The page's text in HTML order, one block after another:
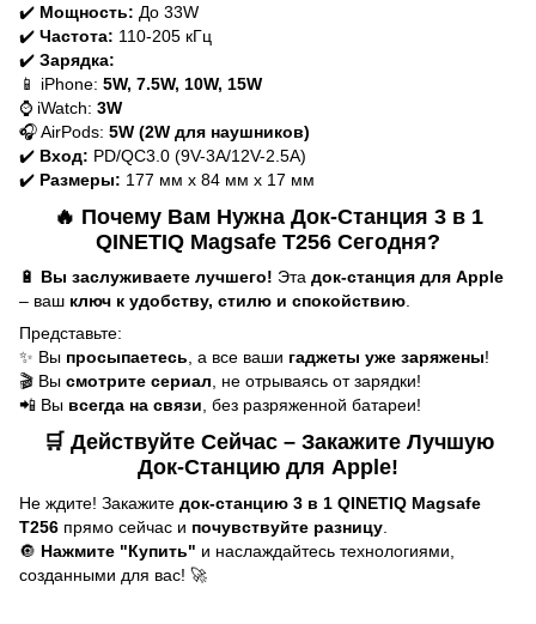
✔️ Мощность: До 33W
✔️ Частота: 110-205 кГц
✔️ Зарядка:
📱 iPhone: 5W, 7.5W, 10W, 15W
⌚ iWatch: 3W
🎧 AirPods: 5W (2W для наушников)
✔️ Вход: PD/QC3.0 (9V-3A/12V-2.5A)
✔️ Размеры: 177 мм x 84 мм x 17 мм
🔥 Почему Вам Нужна Док-Станция 3 в 1
QINETIQ Magsafe T256 Сегодня?
🔋 Вы заслуживаете лучшего! Эта док-станция для Apple
– ваш ключ к удобству, стилю и спокойствию.
Представьте:
✨ Вы просыпаетесь, а все ваши гаджеты уже заряжены!
🎬 Вы смотрите сериал, не отрываясь от зарядки!
📲 Вы всегда на связи, без разряженной батареи!
🛒 Действуйте Сейчас – Закажите Лучшую
Док-Станцию для Apple!
Не ждите! Закажите док-станцию 3 в 1 QINETIQ Magsafe
T256 прямо сейчас и почувствуйте разницу
🔘 Нажмите "Купить" и наслаждайтесь технологиями,
созданными для вас! 🚀